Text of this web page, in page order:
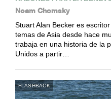
Noam Chomsky
Stuart Alan Becker es
temas de Asia desde hace
trabaja en una historia de la
Unidos a partir…
FLASHBACK